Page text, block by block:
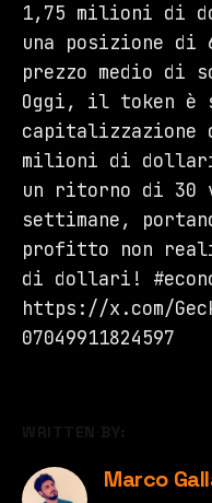
1,75 milioni di
una posizione di
prezzo medio di
Oggi, il token è
capitalizzazione
milioni di
un ritorno di 30
settimane,
profitto non
di dollari!
https://x.com/
07049911824597
WRITTEN BY:
Marco